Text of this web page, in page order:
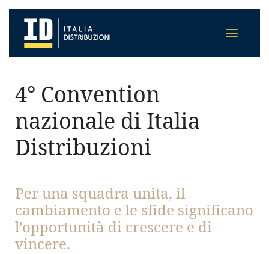
4° Convention
nazionale di Italia
Distribuzioni
Per una squadra unita, il
cambiamento e le sfide significano
l'opportunità di crescere e di
vincere.